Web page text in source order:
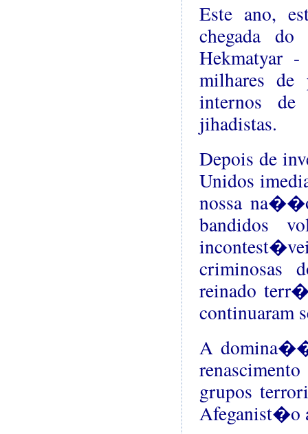
Este ano,
chegada
Hekmatyar
milhares de
internos de
jihadistas.
Depois de
Unidos
nossa
bandidos
criminosas
reinado
continuaram
A
grupos
Afeganist�o